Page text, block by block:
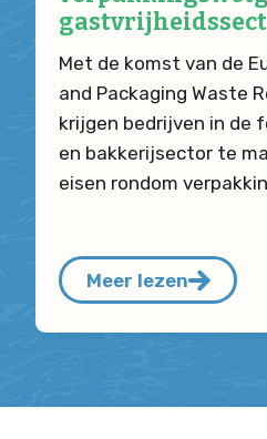
Met de komst van de
and Packaging Waste
krijgen bedrijven in de
en bakkerijsector te
eisen rondom
Meer lezen